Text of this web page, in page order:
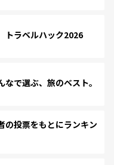
ラベルハック2026
で選ぶ、旅のベスト。
投票をもとにランキン